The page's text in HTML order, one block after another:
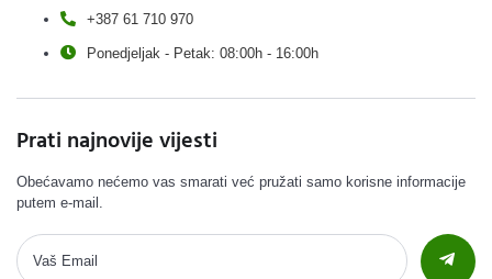
+387 61 710 970
Ponedjeljak - Petak: 08:00h - 16:00h
Prati najnovije vijesti
Obećavamo nećemo vas smarati već pružati samo korisne informacije
putem e-mail.